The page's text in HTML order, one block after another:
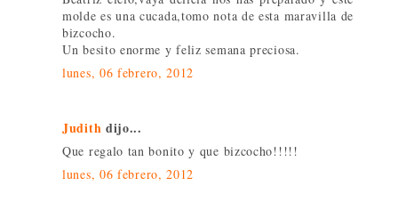
molde es una cucada,tomo nota de esta maravilla de
bizcocho.
Un besito enorme y feliz semana preciosa.
lunes, 06 febrero, 2012
Judith dijo...
Que regalo tan bonito y que bizcocho!!!!!
lunes, 06 febrero, 2012